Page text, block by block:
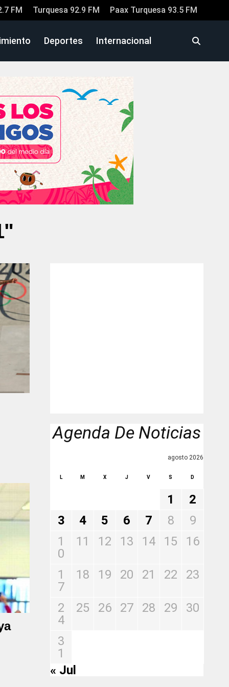
FM Turquesa 92.9 FM Paax Turquesa 93.5 FM
Deportes Internacional
Agenda De Noticias
agosto 2026
L M X J V S D
1
2
3
4 5 6 7 8
9
1
0
11 12 13 14 15 16
1
7
18 19 20 21 22 23
2
4
25 26 27 28 29 30
3
1
« Jul